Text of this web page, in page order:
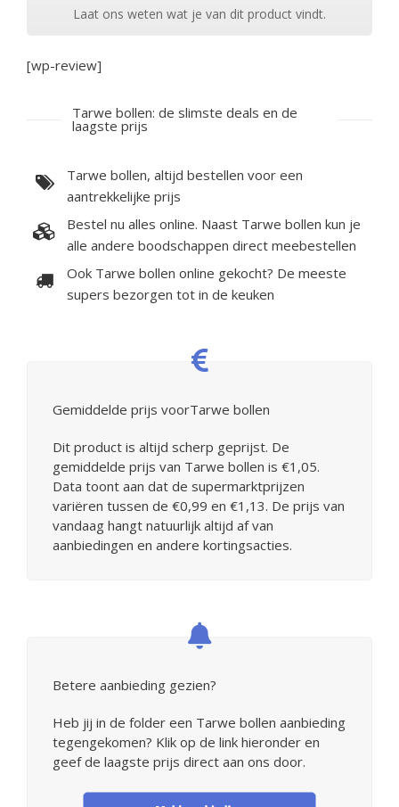
Laat ons weten wat je van dit product vindt.
[wp-review]
Tarwe bollen: de slimste deals en de
laagste prijs
Tarwe bollen, altijd bestellen voor een
aantrekkelijke prijs
Bestel nu alles online. Naast Tarwe bollen kun je
alle andere boodschappen direct meebestellen
Ook Tarwe bollen online gekocht? De meeste
supers bezorgen tot in de keuken
Gemiddelde prijs voorTarwe bollen
Dit product is altijd scherp geprijst. De
gemiddelde prijs van Tarwe bollen is €1,05.
Data toont aan dat de supermarktprijzen
variëren tussen de €0,99 en €1,13. De prijs van
vandaag hangt natuurlijk altijd af van
aanbiedingen en andere kortingsacties.
Betere aanbieding gezien?
Heb jij in de folder een Tarwe bollen aanbieding
tegengekomen? Klik op de link hieronder en
geef de laagste prijs direct aan ons door.